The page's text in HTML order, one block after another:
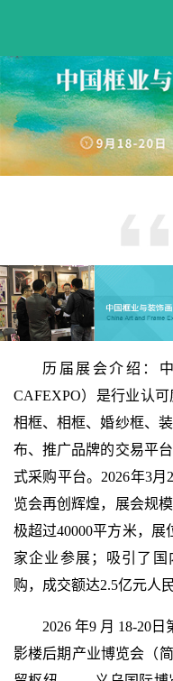
历届展会介绍：
CAFEXPO）是行业认
相框、相框、婚纱框、
布、推广品牌的交易平
式采购平台。2026年3
览会再创辉煌，展会规
极超过40000平方米，展
家企业参展；吸引了国
购，成交额达2.5亿元人
2026 年9 月 18-20
影楼后期产业博览会（